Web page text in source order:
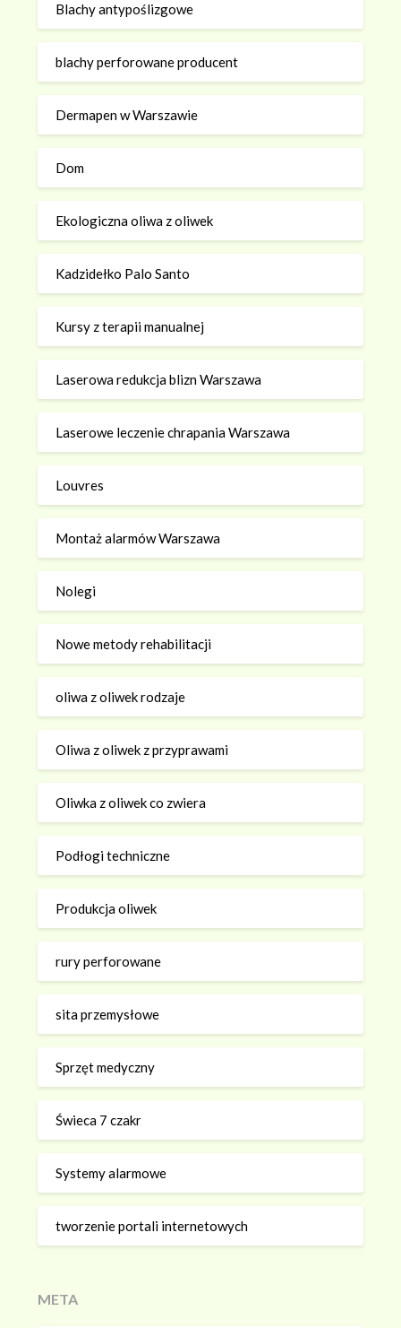
Blachy antypoślizgowe
blachy perforowane producent
Dermapen w Warszawie
Dom
Ekologiczna oliwa z oliwek
Kadzidełko Palo Santo
Kursy z terapii manualnej
Laserowa redukcja blizn Warszawa
Laserowe leczenie chrapania Warszawa
Louvres
Montaż alarmów Warszawa
Nolegi
Nowe metody rehabilitacji
oliwa z oliwek rodzaje
Oliwa z oliwek z przyprawami
Oliwka z oliwek co zwiera
Podłogi techniczne
Produkcja oliwek
rury perforowane
sita przemysłowe
Sprzęt medyczny
Świeca 7 czakr
Systemy alarmowe
tworzenie portali internetowych
META